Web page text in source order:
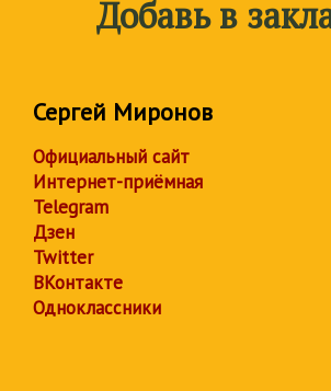
Добавь в
Сергей Миронов
Официальный сайт
Интернет-приёмная
Telegram
Дзен
Twitter
ВКонтакте
Одноклассники